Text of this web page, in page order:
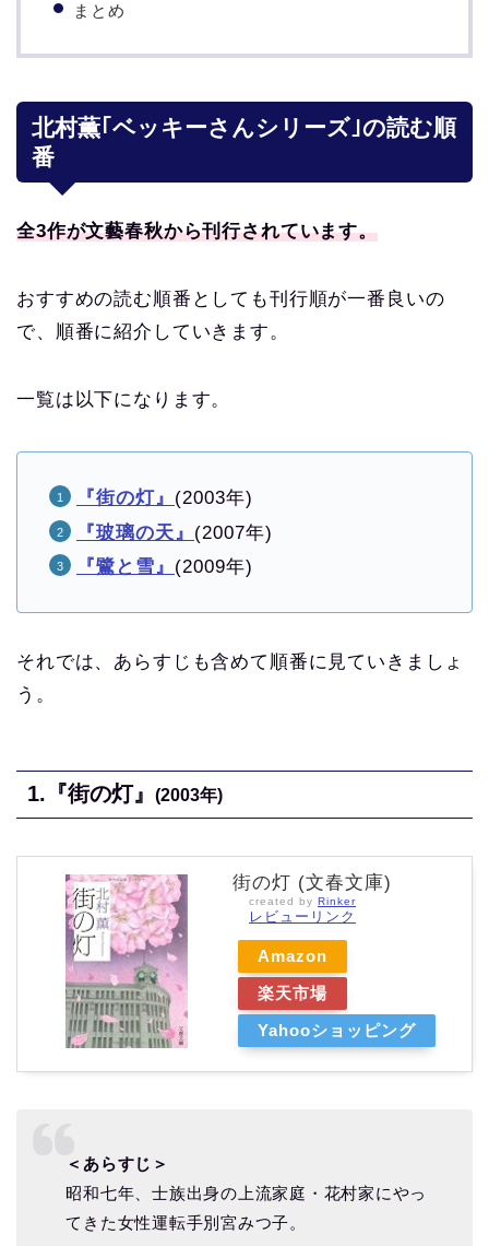
まとめ
北村薫｢ベッキーさんシリーズ｣の読む順
番
全3作が文藝春秋から刊行されています。
おすすめの読む順番としても刊行順が一番良いの
で、順番に紹介していきます。
一覧は以下になります。
『街の灯』 (2003年)
『玻璃の天』 (2007年)
『鷺と雪』 (2009年)
それでは、あらすじも含めて順番に見ていきましょ
う。
1. 『街の灯』 (2003年)
街の灯 (文春文庫)
created by Rinker
レビューリンク
Amazon
楽天市場
Yahooショッピング
＜あらすじ＞
昭和七年、士族出身の上流家庭・花村家にやっ
てきた女性運転手別宮みつ子。